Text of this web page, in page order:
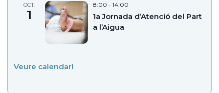
OCT.
1
8:00 - 14:00
1a Jornada d’Atenció del Part
a l’Aigua
Veure calendari